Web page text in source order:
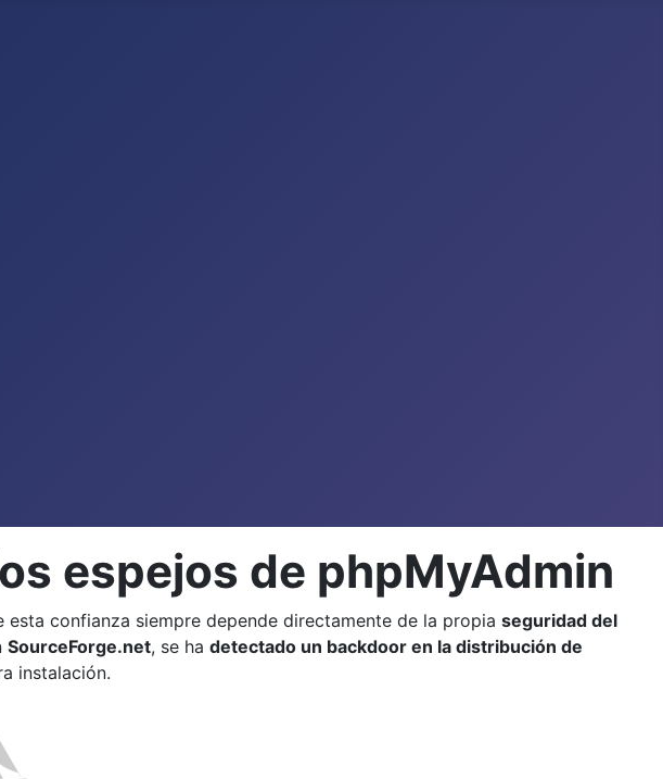
espejos de phpMyAdmin
confianza siempre depende directamente de la propia seguridad del
SourceForge.net, se ha detectado un backdoor en la distribución de
instalación.